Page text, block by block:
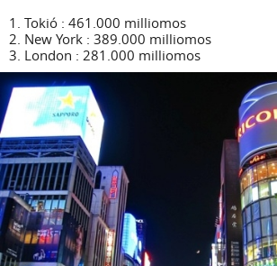
1. Tokió : 461.000 milliomos
2. New York : 389.000 milliomos
3. London : 281.000 milliomos